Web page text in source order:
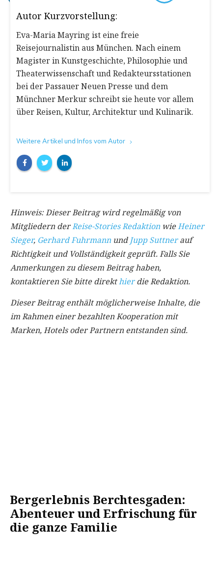
Autor Kurzvorstellung:
​Eva-Maria Mayring ist eine freie
Reisejournalistin aus München. Nach einem
Magister in Kunstgeschichte, Philosophie und
Theaterwissenschaft und Redakteursstationen
bei der Passauer Neuen Presse und dem
Münchner Merkur schreibt sie heute vor allem
über Reisen, Kultur, Architektur und Kulinarik.​
Weitere Artikel und Infos vom Autor
Hinweis: Dieser Beitrag wird regelmäßig von
Mitgliedern derReise-Stories Redaktion wieHeiner
Sieger, Gerhard Fuhrmann und Jupp Suttnerauf
Richtigkeit und Vollständigkeit geprüft. Falls Sie
Anmerkungen zu diesem Beitrag haben,
kontaktieren Sie bitte direkthierdie Redaktion.
Dieser Beitrag enthält möglicherweise Inhalte, die
im Rahmen einer bezahlten Kooperation mit
Marken, Hotels oder Partnern entstanden sind.
Bergerlebnis Berchtesgaden:
Abenteuer und Erfrischung für
die ganze Familie